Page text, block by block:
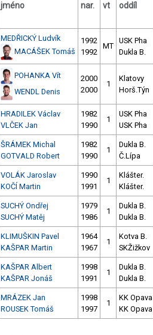
jméno nar. vt oddíl
MEDŘICKÝ Ludvík
MACÁŠEK Tomáš
1992
1992
MT
USK Pha
Dukla B.
POHANKA Vít
WENDL Denis
2000
2000
1
Klatovy
Horš.Týn
HRADILEK Václav
VLČEK Jan
1982
1990
1
USK Pha
USK Pha
ŠRÁMEK Michal
GOTVALD Robert
1982
1990
1
Dukla B.
Č.Lípa
VOLÁK Jaroslav
KOČÍ Martin
1990
1991
1
Klášter.
Klášter.
SUCHÝ Ondřej
SUCHÝ Matěj
1979
1986
1
Dukla B.
Dukla B.
KLIMUŠKIN Pavel
KAŠPAR Martin
1964
1967
1
Kotva B.
SKŽižkov
KAŠPAR Albert
KAŠPAR Jonáš
1998
1991
1
Dukla B.
Dukla B.
MRÁZEK Jan
ROUSEK Tomáš
1998
1997
1
KK Opava
KK Opava